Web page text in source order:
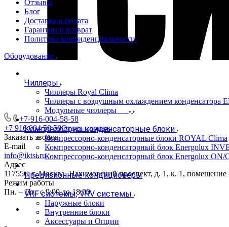
+7-916-004-58-58
+7 916 004 58 58Отдел продаж
Заказать звонок
E-mail
info@iktsi.ru
Адрес
117556, г. Москва, Нахимовский проспект, д. 1, к. 1, помещение
Режим работы
Пн. – Пт.: с 9:00 до 18:00
Отзывы
Блог
Доставка и оплата
Гарантии и возврат
Политика конфиденциальности
Оборудование
Чиллеры
Чиллеры Royal Clima
Чиллеры с воздушным охлаждением конденсатора
Модульные чиллеры
Компрессорно-конденсаторные блоки
Компрессорно-конденсаторные блоки ROYAL Clima
Компрессорно-конденсаторный блок Energolux
Компрессорно-конденсаторный блок Energolux ON/
Прецизионные кондиционеры
VRF системы, VRV системы
Наружные блоки
Внутренние блоки
Аксессуары и Опции